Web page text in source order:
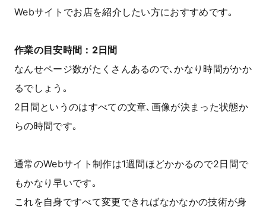
Webサイトでお店を紹介したい方におすすめです｡
作業の目安時間：2日間
なんせページ数がたくさんあるので､かなり時間がかか
るでしょう｡
2日間というのはすべての文章､画像が決まった状態か
らの時間です｡
通常のWebサイト制作は1週間ほどかかるので2日間で
もかなり早いです｡
これを自身ですべて変更できればなかなかの技術が身